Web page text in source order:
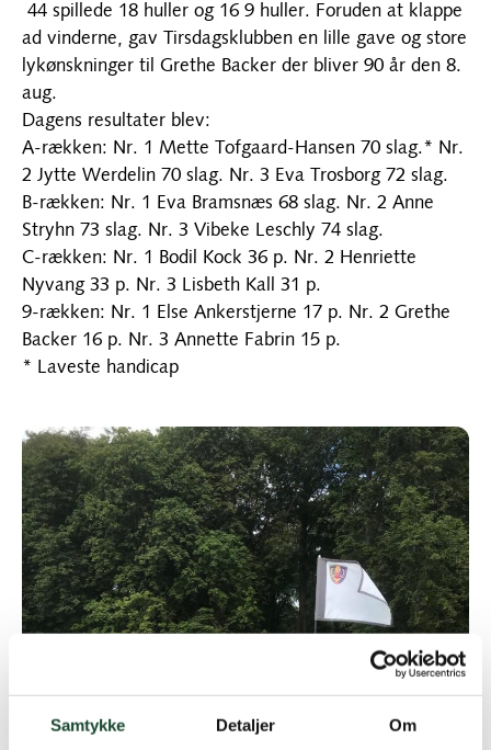
Samtykke Detaljer Om
44 spillede 18 huller og 16 9 huller. Foruden at klappe
ad vinderne, gav Tirsdagsklubben en lille gave og store
lykønskninger til Grethe Backer der bliver 90 år den 8.
aug.
Dagens resultater blev:
A-rækken: Nr. 1 Mette Tofgaard-Hansen 70 slag.* Nr.
2 Jytte Werdelin 70 slag. Nr. 3 Eva Trosborg 72 slag.
B-rækken: Nr. 1 Eva Bramsnæs 68 slag. Nr. 2 Anne
Stryhn 73 slag. Nr. 3 Vibeke Leschly 74 slag.
C-rækken: Nr. 1 Bodil Kock 36 p. Nr. 2 Henriette
Nyvang 33 p. Nr. 3 Lisbeth Kall 31 p.
9-rækken: Nr. 1 Else Ankerstjerne 17 p. Nr. 2 Grethe
Backer 16 p. Nr. 3 Annette Fabrin 15 p.
* Laveste handicap